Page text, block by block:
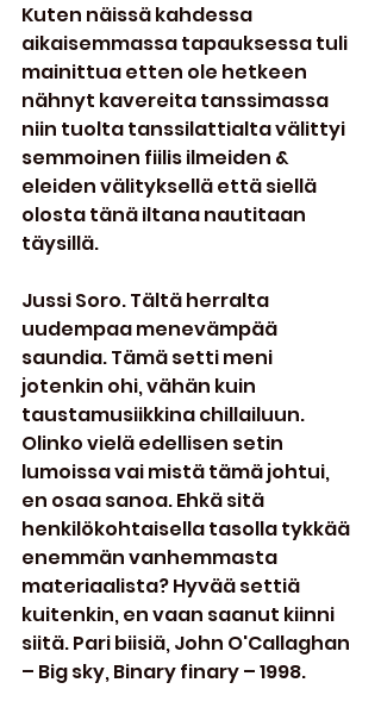
Kuten näissä kahdessa
aikaisemmassa tapauksessa tuli
mainittua etten ole hetkeen
nähnyt kavereita tanssimassa
niin tuolta tanssilattialta välittyi
semmoinen fiilis ilmeiden &
eleiden välityksellä että siellä
olosta tänä iltana nautitaan
täysillä.
Jussi Soro. Tältä herralta
uudempaa menevämpää
saundia. Tämä setti meni
jotenkin ohi, vähän kuin
taustamusiikkina chillailuun.
Olinko vielä edellisen setin
lumoissa vai mistä tämä johtui,
en osaa sanoa. Ehkä sitä
henkilökohtaisella tasolla tykkää
enemmän vanhemmasta
materiaalista? Hyvää settiä
kuitenkin, en vaan saanut kiinni
siitä. Pari biisiä, John O'Callaghan
– Big sky, Binary finary – 1998.